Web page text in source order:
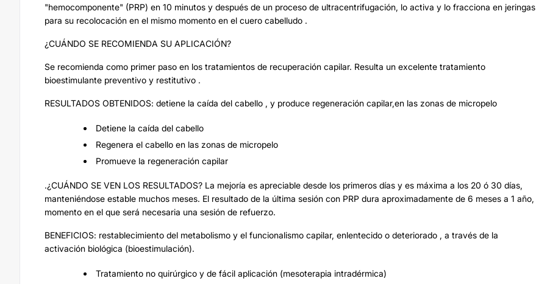
"hemocomponente" (PRP) en 10 minutos y después de un proceso de ultracentrifugación, lo activa y lo fracciona en jeringas
para su recolocación en el mismo momento en el cuero cabelludo .
¿CUÁNDO SE RECOMIENDA SU APLICACIÓN?
Se recomienda como primer paso en los tratamientos de recuperación capilar. Resulta un excelente tratamiento
bioestimulante preventivo y restitutivo .
RESULTADOS OBTENIDOS: detiene la caída del cabello , y produce regeneración capilar,en las zonas de micropelo
Detiene la caída del cabello
Regenera el cabello en las zonas de micropelo
Promueve la regeneración capilar
.¿CUÁNDO SE VEN LOS RESULTADOS? La mejoría es apreciable desde los primeros días y es máxima a los 20 ó 30 días,
manteniéndose estable muchos meses. El resultado de la última sesión con PRP dura aproximadamente de 6 meses a 1 año,
momento en el que será necesaria una sesión de refuerzo.
BENEFICIOS: restablecimiento del metabolismo y el funcionalismo capilar, enlentecido o deteriorado , a través de la
activación biológica (bioestimulación).
Tratamiento no quirúrgico y de fácil aplicación (mesoterapia intradérmica)